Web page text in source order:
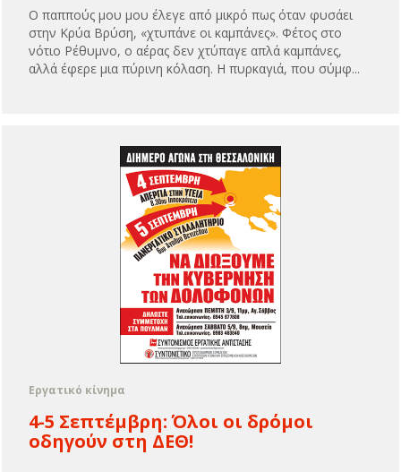
Ο παππούς μου μου έλεγε από μικρό πως όταν φυσάει
στην Κρύα Βρύση, «χτυπάνε οι καμπάνες». Φέτος στο
νότιο Ρέθυμνο, ο αέρας δεν χτύπαγε απλά καμπάνες,
αλλά έφερε μια πύρινη κόλαση. Η πυρκαγιά, που σύμφ...
Εργατικό κίνημα
4-5 Σεπτέμβρη: Όλοι οι δρόμοι
οδηγούν στη ΔΕΘ!